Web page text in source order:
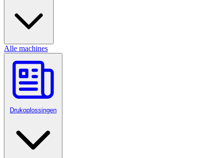
Alle machines
Drukoplossingen